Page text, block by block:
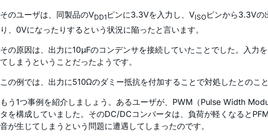
そのユーザは、同製品のVDD1ピンに3.3Vを入力し、VISOピンから3.3Vの
り、0Vになったりするという状況に陥ったと言います。
その原因は、出力に10μFのコンデンサを接続していたことでした。入力
てしまうということだったようです。
この例では、出力に510Ωのダミー抵抗を付加することで対処したとのこと
もう1つ事例を紹介しましょう。あるユーザが、PWM（Pulse Width
タを構成していました。そのDC/DCコンバータは、負荷が軽くなると
音が生じてしまうという問題に遭遇してしまったのです。